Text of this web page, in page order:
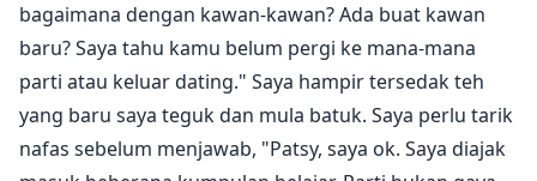
bagaimana dengan kawan-kawan? Ada buat kawan
baru? Saya tahu kamu belum pergi ke mana-mana
parti atau keluar dating." Saya hampir tersedak teh
yang baru saya teguk dan mula batuk. Saya perlu tarik
nafas sebelum menjawab, "Patsy, saya ok. Saya diajak